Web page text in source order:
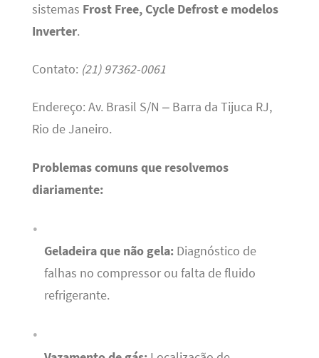
sistemas Frost Free, Cycle Defrost e modelos
Inverter.
Contato: (21) 97362-0061
Endereço: Av. Brasil S/N – Barra da Tijuca RJ,
Rio de Janeiro.
Problemas comuns que resolvemos
diariamente:
Geladeira que não gela:Diagnóstico de
falhas no compressor ou falta de fluido
refrigerante.